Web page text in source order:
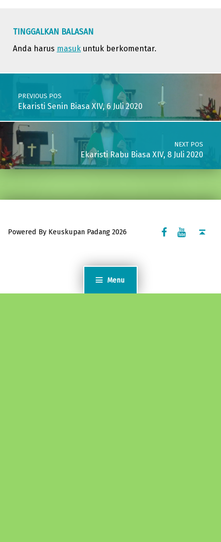
Menu
TINGGALKAN BALASAN
Anda harus masukuntuk berkomentar.
Post navigation
PREVIOUS POS
Ekaristi Senin Biasa XIV, 6 Juli 2020
NEXT POS
Ekaristi Rabu Biasa XIV, 8 Juli 2020
Powered By Keuskupan Padang 2026